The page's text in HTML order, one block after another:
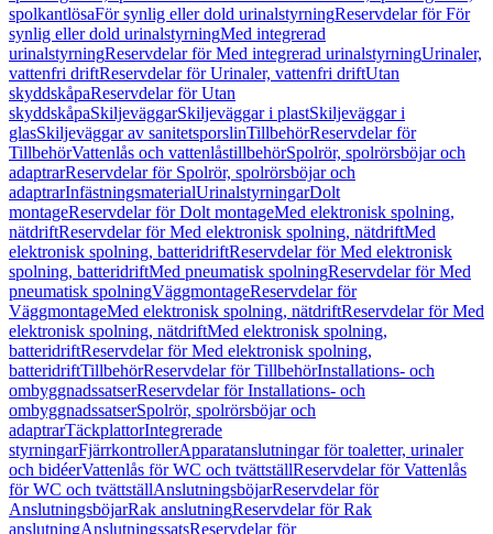
spolkantlösaFör synlig eller dold urinalstyrningReservdelar för För
synlig eller dold urinalstyrningMed integrerad
urinalstyrningReservdelar för Med integrerad urinalstyrningUrinaler,
vattenfri driftReservdelar för Urinaler, vattenfri driftUtan
skyddskåpaReservdelar för Utan
skyddskåpaSkiljeväggarSkiljeväggar i plastSkiljeväggar i
glasSkiljeväggar av sanitetsporslinTillbehörReservdelar för
TillbehörVattenlås och vattenlåstillbehörSpolrör, spolrörsböjar och
adaptrarReservdelar för Spolrör, spolrörsböjar och
adaptrarInfästningsmaterialUrinalstyrningarDolt
montageReservdelar för Dolt montageMed elektronisk spolning,
nätdriftReservdelar för Med elektronisk spolning, nätdriftMed
elektronisk spolning, batteridriftReservdelar för Med elektronisk
spolning, batteridriftMed pneumatisk spolningReservdelar för Med
pneumatisk spolningVäggmontageReservdelar för
VäggmontageMed elektronisk spolning, nätdriftReservdelar för Med
elektronisk spolning, nätdriftMed elektronisk spolning,
batteridriftReservdelar för Med elektronisk spolning,
batteridriftTillbehörReservdelar för TillbehörInstallations- och
ombyggnadssatserReservdelar för Installations- och
ombyggnadssatserSpolrör, spolrörsböjar och
adaptrarTäckplattorIntegrerade
styrningarFjärrkontrollerApparatanslutningar för toaletter, urinaler
och bidéerVattenlås för WC och tvättställReservdelar för Vattenlås
för WC och tvättställAnslutningsböjarReservdelar för
AnslutningsböjarRak anslutningReservdelar för Rak
anslutningAnslutningssatsReservdelar för